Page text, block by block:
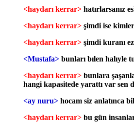
<haydarı kerrar> hatırlarsanız
<haydarı kerrar> şimdi ise
<haydarı kerrar> şimdi kuranı
<Mustafa> bunları bılen halıyle
<haydarı kerrar> bunlara
hangi kapasitede yarattı var sen
<ay nuru> hocam siz anlatınca
<haydarı kerrar> bu gün